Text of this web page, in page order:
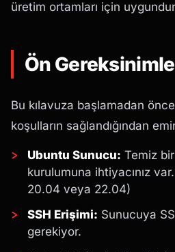
üretim ortamları için
Ön
Bu kılavuza başlamadan
koşulların sağlandığından
Ubuntu Sunucu: Temiz
kurulumuna ihtiyacınız
20.04 veya 22.04)
SSH Erişimi: Sunucuya
gerekiyor.